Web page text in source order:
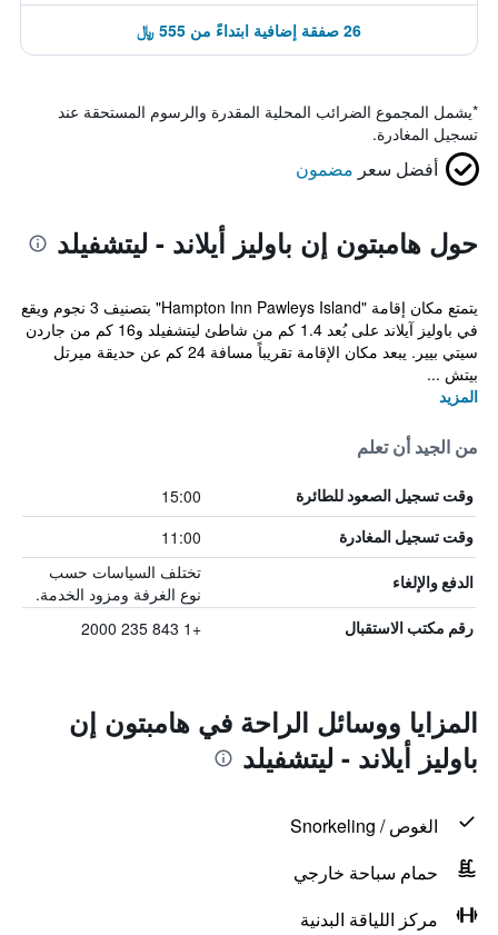
26 صفقة إضافية ابتداءً من 555 ﷼
*يشمل المجموع الضرائب المحلية المقدرة والرسوم المستحقة عند
تسجيل المغادرة.
أفضل سعر مضمون
حول هامبتون إن باوليز أيلاند - ليتشفيلد
يتمتع مكان إقامة "Hampton Inn Pawleys Island" بتصنيف 3 نجوم ويقع
في باوليز آيلاند على بُعد 1.4 كم من شاطئ ليتشفيلد و16 كم من جاردن
سيتي بيير. يبعد مكان الإقامة تقريباً مسافة 24 كم عن حديقة ميرتل
بيتش ...
المزيد
من الجيد أن تعلم
وقت تسجيل الصعود للطائرة 15:00
وقت تسجيل المغادرة 11:00
الدفع والإلغاء
تختلف السياسات حسب
نوع الغرفة ومزود الخدمة.
رقم مكتب الاستقبال +1 843 235 2000
المزايا ووسائل الراحة في هامبتون إن
باوليز أيلاند - ليتشفيلد
الغوص / Snorkeling
حمام سباحة خارجي
مركز اللياقة البدنية